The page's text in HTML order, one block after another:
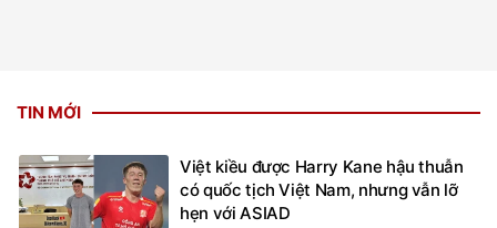
TIN MỚI
Việt kiều được Harry Kane hậu thuẫn
có quốc tịch Việt Nam, nhưng vẫn lỡ
hẹn với ASIAD